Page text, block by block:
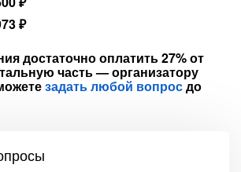
₽
достаточно оплатить 27% от
часть — организатору
задать любой вопросдо